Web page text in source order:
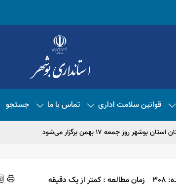
قوانین سلامت اداری تماس با ما جستجو
زمان مطالعه : کمتر از یک دقیقه